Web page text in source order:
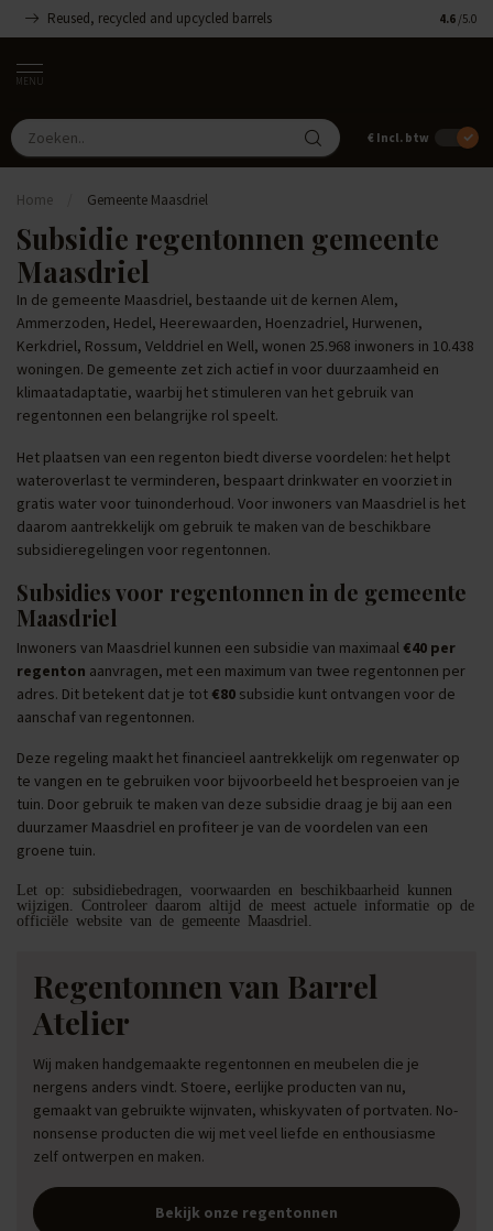
Reused, recycled and upcycled barrels 4.6 /5.0
MENU
€ Incl. btw
Home Gemeente Maasdriel
Subsidie regentonnen gemeente
Maasdriel
In de gemeente Maasdriel, bestaande uit de kernen Alem,
Ammerzoden, Hedel, Heerewaarden, Hoenzadriel, Hurwenen,
Kerkdriel, Rossum, Velddriel en Well, wonen 25.968 inwoners in 10.438
woningen. De gemeente zet zich actief in voor duurzaamheid en
klimaatadaptatie, waarbij het stimuleren van het gebruik van
regentonnen een belangrijke rol speelt.
Het plaatsen van een regenton biedt diverse voordelen: het helpt
wateroverlast te verminderen, bespaart drinkwater en voorziet in
gratis water voor tuinonderhoud. Voor inwoners van Maasdriel is het
daarom aantrekkelijk om gebruik te maken van de beschikbare
subsidieregelingen voor regentonnen.
Subsidies voor regentonnen in de gemeente
Maasdriel
Inwoners van Maasdriel kunnen een subsidie van maximaal €40 per
regenton aanvragen, met een maximum van twee regentonnen per
adres. Dit betekent dat je tot €80 subsidie kunt ontvangen voor de
aanschaf van regentonnen.
Deze regeling maakt het financieel aantrekkelijk om regenwater op
te vangen en te gebruiken voor bijvoorbeeld het besproeien van je
tuin. Door gebruik te maken van deze subsidie draag je bij aan een
duurzamer Maasdriel en profiteer je van de voordelen van een
groene tuin.
Let op: subsidiebedragen, voorwaarden en beschikbaarheid kunnen
wijzigen. Controleer daarom altijd de meest actuele informatie op de
officiële website van de gemeente Maasdriel.
Regentonnen van Barrel
Atelier
Wij maken handgemaakte regentonnen en meubelen die je
nergens anders vindt. Stoere, eerlijke producten van nu,
gemaakt van gebruikte wijnvaten, whiskyvaten of portvaten. No-
nonsense producten die wij met veel liefde en enthousiasme
zelf ontwerpen en maken.
Bekijk onze regentonnen